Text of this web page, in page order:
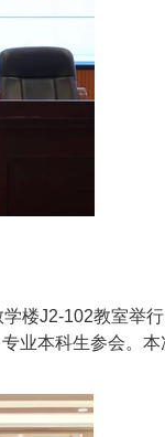
楼J2-102教室举
业本科生参会。